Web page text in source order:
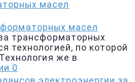
масел
трансформаторных
технологией, по которой
же в
0